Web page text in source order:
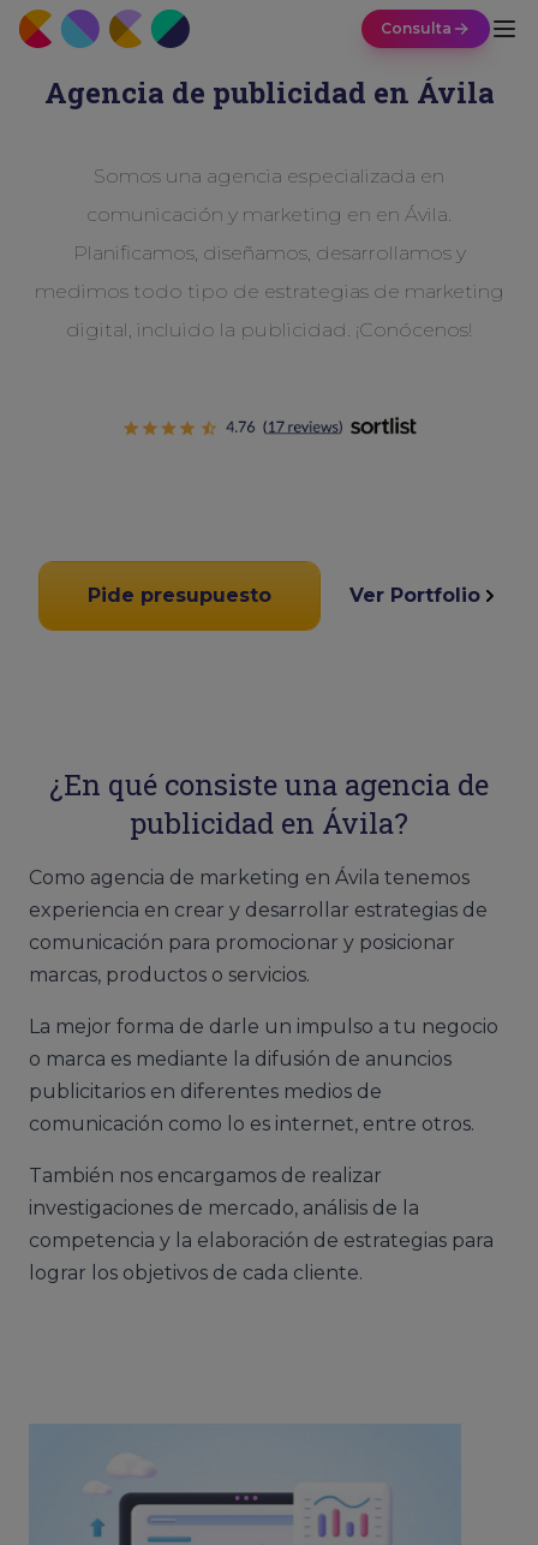
Consulta
Agencia de publicidad en Ávila
Somos una agencia especializada en
comunicación y marketing en en Ávila.
Planificamos, diseñamos, desarrollamos y
medimos todo tipo de estrategias de marketing
digital, incluido la publicidad. ¡Conócenos!
Pide presupuesto Ver Portfolio
¿En qué consiste una agencia de
publicidad en Ávila?
Como agencia de marketing en Ávila tenemos
experiencia en crear y desarrollar estrategias de
comunicación para promocionar y posicionar
marcas, productos o servicios.
La mejor forma de darle un impulso a tu negocio
o marca es mediante la difusión de anuncios
publicitarios en diferentes medios de
comunicación como lo es internet, entre otros.
También nos encargamos de realizar
investigaciones de mercado, análisis de la
competencia y la elaboración de estrategias para
lograr los objetivos de cada cliente.